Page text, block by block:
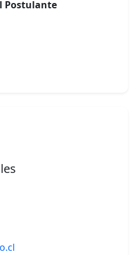
Postulante